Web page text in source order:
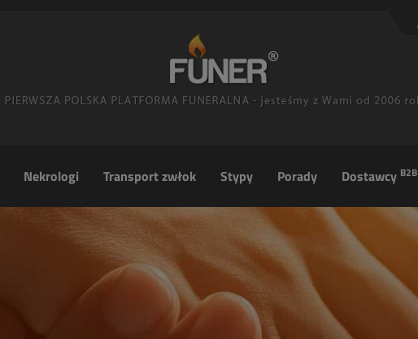
Nekrologi Transport zwłok Stypy Porady Dostawcy B2B